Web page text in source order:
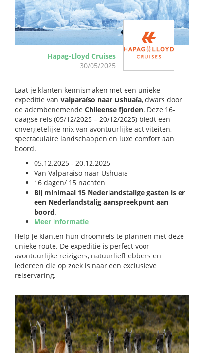
Hapag-Lloyd Cruises
30/05/2025
Laat je klanten kennismaken met een unieke
expeditie van Valparaíso naar Ushuaïa, dwars door
de adembenemende Chileense fjorden. Deze 16-
daagse reis (05/12/2025 – 20/12/2025) biedt een
onvergetelijke mix van avontuurlijke activiteiten,
spectaculaire landschappen en luxe comfort aan
boord.​
05.12.2025 - 20.12.2025​
Van Valparaiso naar Ushuaïa
16 dagen/ 15 nachten
Bij minimaal 15 Nederlandstalige gasten is er
een Nederlandstalig aanspreekpunt aan
boord.
Meer informatie
Help je klanten hun droomreis te plannen met deze
unieke route. De expeditie is perfect voor
avontuurlijke reizigers, natuurliefhebbers en
iedereen die op zoek is naar een exclusieve
reiservaring.